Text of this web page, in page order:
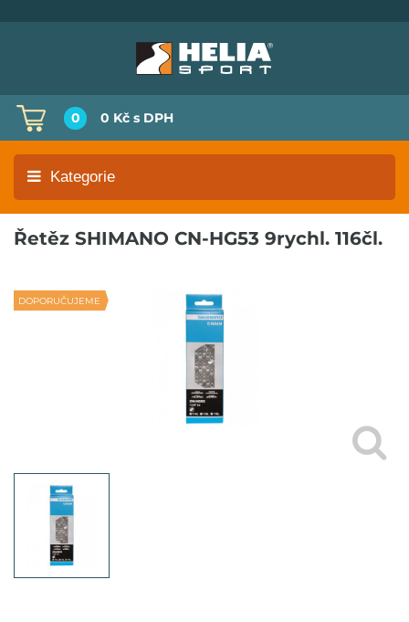
0 0 Kč s DPH
Kategorie
Řetěz SHIMANO CN-HG53 9rychl. 116čl.
DOPORUČUJEME